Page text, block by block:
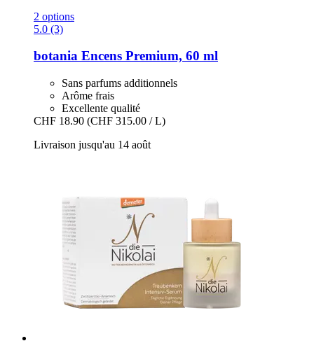
2 options
5.0 (3)
botania Encens Premium, 60 ml
Sans parfums additionnels
Arôme frais
Excellente qualité
CHF 18.90 (CHF 315.00 / L)
Livraison jusqu'au 14 août